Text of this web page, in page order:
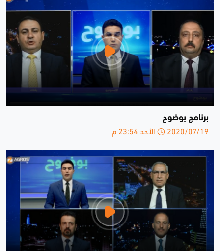
برنامج بوضوح
2020/07/19 الأحد 23:54 م